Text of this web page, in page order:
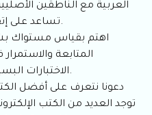
العربية مع الناطقين
تساعد على إتقان العربية في ثلاثة أشهر فقط.
اهتم بقياس مستواك
المتابعة
الاختبارات البسيطة وتقنيات الذكاء الاصطناعي.
دعونا نتعرف على أفضل
توجد العديد من الكتب